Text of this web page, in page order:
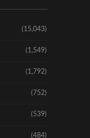
(15,043)
(1,549)
(1,792)
(752)
(539)
(484)